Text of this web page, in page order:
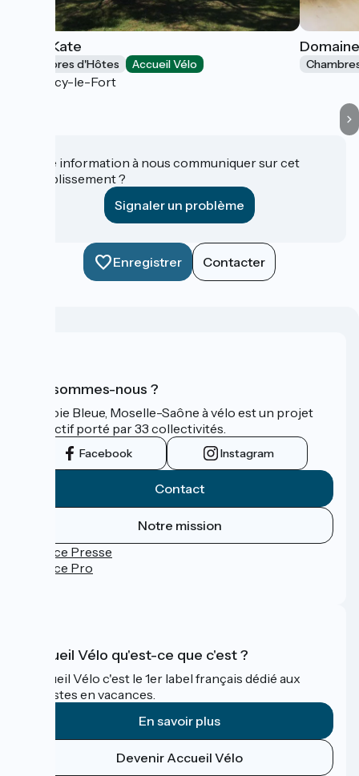
Chez Kate
Chambres d'Hôtes Accueil Vélo
Dracy-le-Fort
Une information à nous communiquer sur cet
établissement ?
Signaler un problème
Enregistrer Contacter
Qui sommes-nous ?
La Voie Bleue, Moselle-Saône à vélo est un projet
collectif porté par 33 collectivités.
Facebook Instagram
Contact
Notre mission
Espace Presse
Espace Pro
Accueil Vélo qu'est-ce que c'est ?
Accueil Vélo c'est le 1er label français dédié aux
cyclistes en vacances.
En savoir plus
Devenir Accueil Vélo